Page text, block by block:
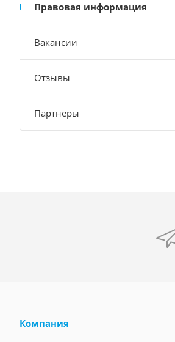
Правовая информация
Вакансии
Отзывы
Партнеры
Компания